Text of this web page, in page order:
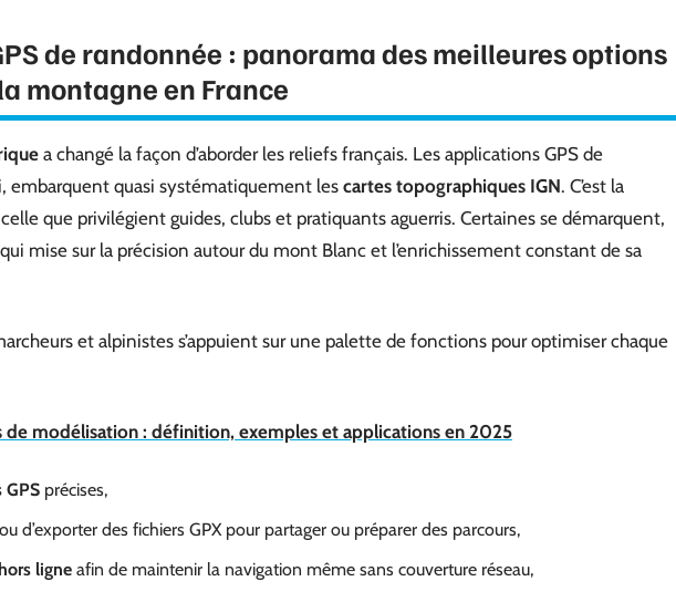
de randonnée : panorama des meilleures options
montagne en France
a changé la façon d’aborder les reliefs français. Les applications GPS de
embarquent quasi systématiquement les cartes topographiques IGN. C’est la
que privilégient guides, clubs et pratiquants aguerris. Certaines se démarquent,
mise sur la précision autour du mont Blanc et l’enrichissement constant de sa
et alpinistes s’appuient sur une palette de fonctions pour optimiser chaque
de modélisation : définition, exemples et applications en 2025
GPS précises,
d’exporter des fichiers GPX pour partager ou préparer des parcours,
ligne afin de maintenir la navigation même sans couverture réseau,